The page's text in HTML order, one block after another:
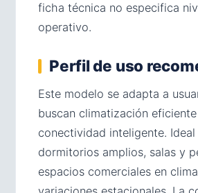
ficha técnica no especifica
operativo.
Perfil de uso
Este modelo se adapta a
buscan climatización
conectividad inteligente. Ideal
dormitorios amplios, salas y
espacios comerciales en